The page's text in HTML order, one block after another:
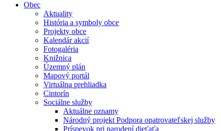
Obec
Aktuality
História a symboly obce
Projekty obce
Kalendár akcií
Fotogaléria
Knižnica
Územný plán
Mapový portál
Virtuálna prehliadka
Cintorín
Sociálne služby
Aktuálne oznamy
Národný projekt Podpora opatrovateľskej služby
Príspevok pri narodení dieťaťa